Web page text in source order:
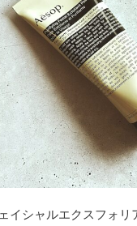
イシャルエクスフォ